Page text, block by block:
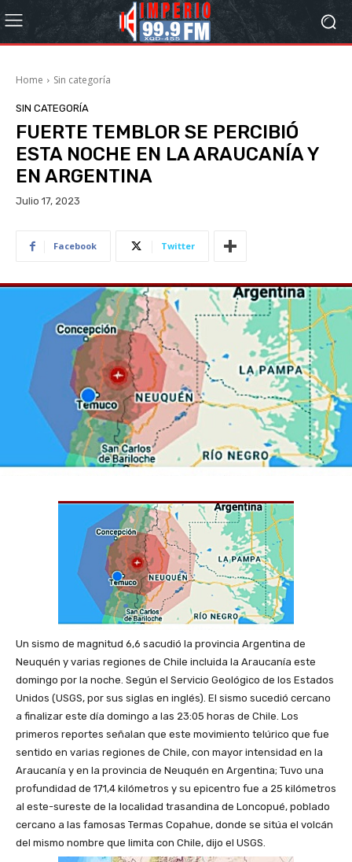
Home Sin categoría
SIN CATEGORÍA
FUERTE TEMBLOR SE PERCIBIÓ
ESTA NOCHE EN LA ARAUCANÍA Y
EN ARGENTINA
Julio 17, 2023
Facebook Twitter
Un sismo de magnitud 6,6 sacudió la provincia Argentina de
Neuquén y varias regiones de Chile incluida la Araucanía este
domingo por la noche. Según el Servicio Geológico de los Estados
Unidos (USGS, por sus siglas en inglés). El sismo sucedió cercano
a finalizar este día domingo a las 23:05 horas de Chile. Los
primeros reportes señalan que este movimiento telúrico que fue
sentido en varias regiones de Chile, con mayor intensidad en la
Araucanía y en la provincia de Neuquén en Argentina; Tuvo una
profundidad de 171,4 kilómetros y su epicentro fue a 25 kilómetros
al este-sureste de la localidad trasandina de Loncopué, poblado
cercano a las famosas Termas Copahue, donde se sitúa el volcán
del mismo nombre que limita con Chile, dijo el USGS.